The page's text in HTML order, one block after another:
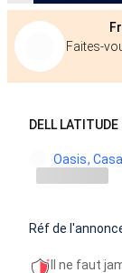
Faites-
DELL
Oasis,
Réf de
Il ne faut